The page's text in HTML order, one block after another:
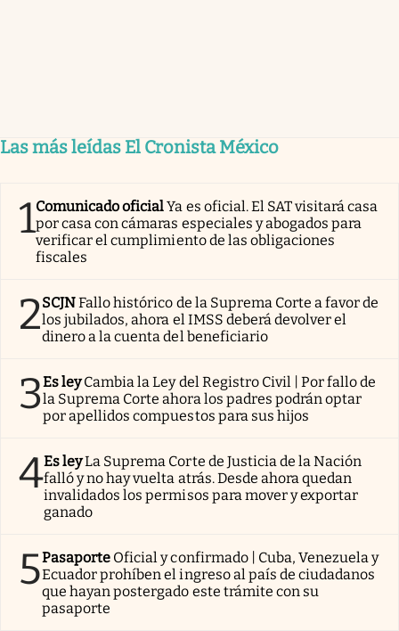
Las más leídas El Cronista México
1Comunicado oficialYa es oficial. El SAT visitará casa
por casa con cámaras especiales y abogados para
verificar el cumplimiento de las obligaciones
fiscales
2SCJNFallo histórico de la Suprema Corte a favor de
los jubilados, ahora el IMSS deberá devolver el
dinero a la cuenta del beneficiario
3Es ley Cambia la Ley del Registro Civil | Por fallo de
la Suprema Corte ahora los padres podrán optar
por apellidos compuestos para sus hijos
4Es leyLa Suprema Corte de Justicia de la Nación
falló y no hay vuelta atrás. Desde ahora quedan
invalidados los permisos para mover y exportar
ganado
5Pasaporte Oficial y confirmado | Cuba, Venezuela y
Ecuador prohíben el ingreso al país de ciudadanos
que hayan postergado este trámite con su
pasaporte